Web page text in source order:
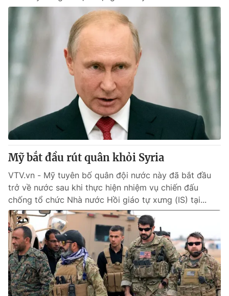
Mỹ bắt đầu rút quân khỏi Syria
VTV.vn - Mỹ tuyên bố quân đội nước này đã bắt đầu
trở về nước sau khi thực hiện nhiệm vụ chiến đấu
chống tổ chức Nhà nước Hồi giáo tự xưng (IS) tại...